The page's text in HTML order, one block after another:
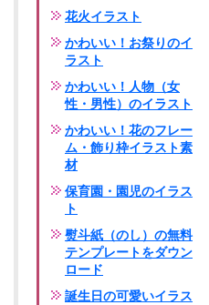
花火イラスト
かわいい！お祭りのイ
ラスト
かわいい！人物（女
性・男性）のイラスト
かわいい！花のフレー
ム・飾り枠イラスト素
材
保育園・園児のイラス
ト
熨斗紙（のし）の無料
テンプレートをダウン
ロード
誕生日の可愛いイラス